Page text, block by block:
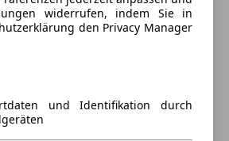
widerrufen, indem Sie in
den Privacy Manager
und Identifikation durch